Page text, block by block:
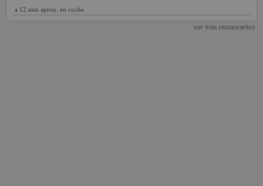
a 12 min aprox. en coche
ver más restaurantes